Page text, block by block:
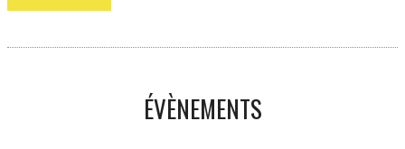
ÉVÈNEMENTS